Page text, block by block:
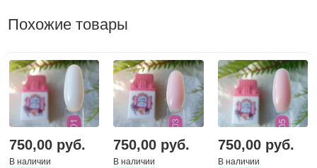
Похожие товары
750,00 руб.
В наличии
750,00 руб.
В наличии
750,00 руб.
В наличии